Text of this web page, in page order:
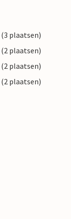
plaatsen)
plaatsen)
plaatsen)
plaatsen)